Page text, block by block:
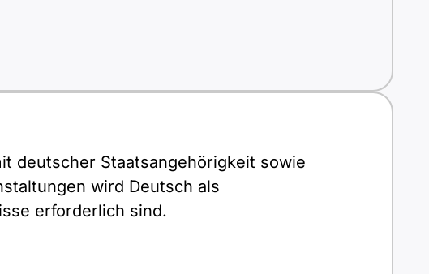
deutscher Staatsangehörigkeit sowie
wird Deutsch als
erforderlich sind.